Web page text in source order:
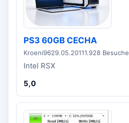
PS3 60GB CECHA
Kroeni9629.05.20111.928 Besuche
Intel RSX
5,0